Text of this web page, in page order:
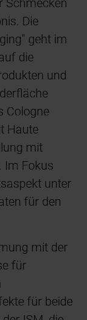
Schmecken
Die
geht im
die
und
Cologne
Haute
mit
Im Fokus
unter
für den
mit der
für
für beide